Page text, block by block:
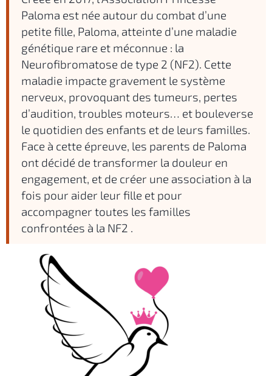
Paloma est née autour du combat d’une
petite fille, Paloma, atteinte d’une maladie
génétique rare et méconnue : la
Neurofibromatose de type 2 (NF2). Cette
maladie impacte gravement le système
nerveux, provoquant des tumeurs, pertes
d’audition, troubles moteurs… et bouleverse
le quotidien des enfants et de leurs familles.
Face à cette épreuve, les parents de Paloma
ont décidé de transformer la douleur en
engagement, et de créer une association à la
fois pour aider leur fille et pour
accompagner toutes les familles
confrontées à la NF2 .